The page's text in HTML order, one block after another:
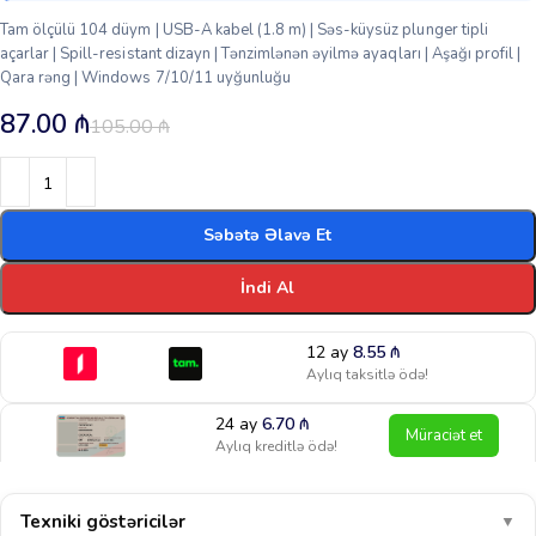
Tam ölçülü 104 düym | USB-A kabel (1.8 m) | Səs-küysüz plunger tipli
açarlar | Spill-resistant dizayn | Tənzimlənən əyilmə ayaqları | Aşağı profil |
Qara rəng | Windows 7/10/11 uyğunluğu
105.00₼
87.00 ₼
Səbətə Əlavə Et
İndi Al
12 ay 8.55 ₼
Aylıq taksitlə ödə!
24 ay6.70₼
Aylıq kreditlə ödə! Müraciət et
Texniki göstəricilər ▼